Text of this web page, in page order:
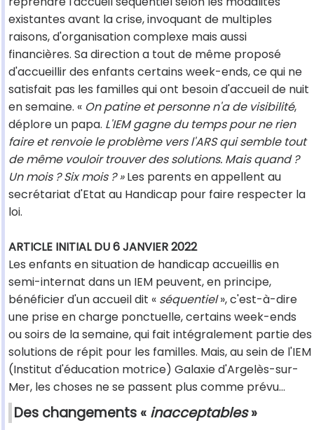
existantes avant la crise, invoquant de multiples
raisons, d'organisation complexe mais aussi
financières. Sa direction a tout de même proposé
d'accueillir des enfants certains week-ends, ce qui ne
satisfait pas les familles qui ont besoin d'accueil de nuit
en semaine. « On patine et personne n'a de visibilité,
déplore un papa. L'IEM gagne du temps pour ne rien
faire et renvoie le problème vers l'ARS qui semble tout
de même vouloir trouver des solutions. Mais quand ?
Un mois ? Six mois ? »Les parents en appellent au
secrétariat d'Etat au Handicap pour faire respecter la
loi.
ARTICLE INITIAL DU 6 JANVIER 2022
Les enfants en situation de handicap accueillis en
semi-internat dans un IEM peuvent, en principe,
bénéficier d'un accueil dit « séquentiel», c'est-à-dire
une prise en charge ponctuelle, certains week-ends
ou soirs de la semaine, qui fait intégralement partie des
solutions de répit pour les familles. Mais, au sein de l'IEM
(Institut d'éducation motrice) Galaxie d'Argelès-sur-
Mer, les choses ne se passent plus comme prévu...
Des changements « inacceptables»